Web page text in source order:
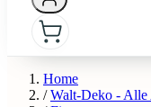
Home
/ Walt-Deko - Alle